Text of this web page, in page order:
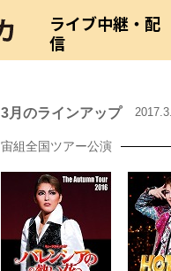
ライブ中継・配
信
3月のラインアップ
宙組全国ツアー公演